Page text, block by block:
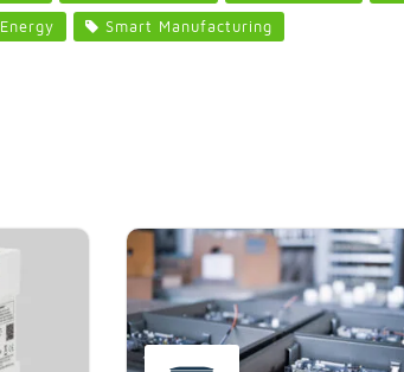
Smart Manufacturing